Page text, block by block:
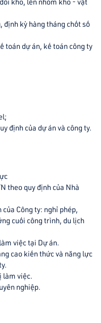
định kỳ hàng tháng chốt số
toán dự án, kế toán công ty
định của dự án và công ty.
theo quy định của Nhà
Công ty: nghỉ phép,
cuối công trình, du lịch
việc tại Dự án.
cao kiến thức và năng lực
làm việc.
nghiệp.